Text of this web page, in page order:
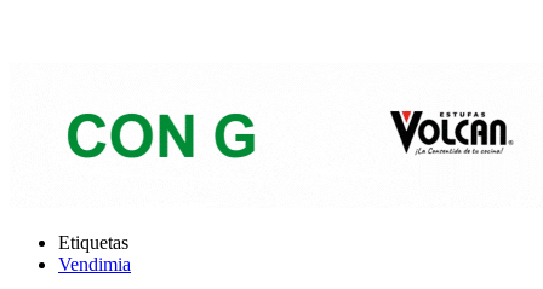
Etiquetas
Vendimia